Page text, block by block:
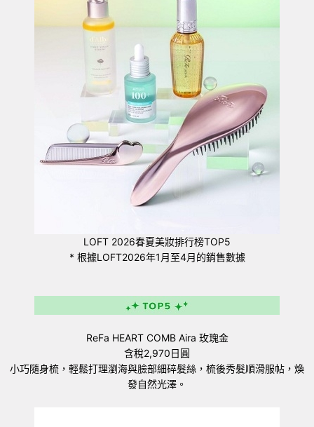
LOFT 2026春夏美妝排行榜TOP5
* 根據LOFT2026年1月至4月的銷售數據
ReFa HEART COMB Aira 玫瑰金
含稅2,970日圓
小巧隨身梳，輕鬆打理瀏海與臉部細碎髮絲，梳後秀髮順滑服帖，煥
發自然光澤。